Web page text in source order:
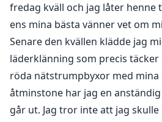
Dominant som visste hur man
Han knullade mig tills jag kom
gånger innan jag svimmade. Jag
som Sir ville att jag skulle ha för
rädd att jag skulle bli kär i Sir, så
sov smög jag ut ur rummet och
När jag kom hem var jag arg
skulle ha älskat att se Sir igen,
fredag kväll och jag låter henne
ens mina bästa vänner vet om
Senare den kvällen klädde jag
läderklänning som precis
röda nätstrumpbyxor med mina
åtminstone har jag en
går ut. Jag tror inte att jag